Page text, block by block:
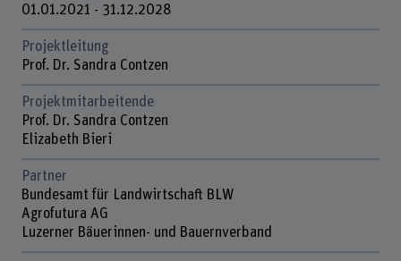
01.01.2021 - 31.12.2028
Projektleitung
Prof. Dr. Sandra Contzen
Projektmitarbeitende
Prof. Dr. Sandra Contzen
Elizabeth Bieri
Partner
Bundesamt für Landwirtschaft BLW
Agrofutura AG
Luzerner Bäuerinnen- und Bauernverband